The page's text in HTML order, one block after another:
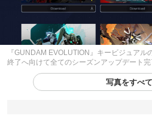
『GUNDAM EVOLUTION』キービジュア
終了へ向けて全てのシーズンアップデート完
写真をすべ